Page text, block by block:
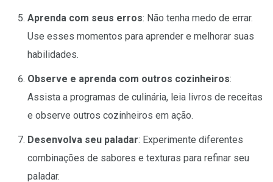
Aprenda com seus erros: Não tenha medo de errar.
Use esses momentos para aprender e melhorar suas
habilidades.
Observe e aprenda com outros cozinheiros:
Assista a programas de culinária, leia livros de receitas
e observe outros cozinheiros em ação.
Desenvolva seu paladar: Experimente diferentes
combinações de sabores e texturas para refinar seu
paladar.